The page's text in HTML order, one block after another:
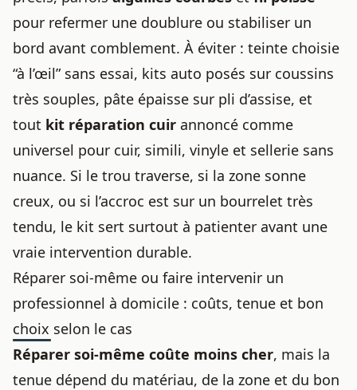
pour refermer une doublure ou stabiliser un
bord avant comblement. À éviter : teinte choisie
“à l’œil” sans essai, kits auto posés sur coussins
très souples, pâte épaisse sur pli d’assise, et
tout kit réparation cuir annoncé comme
universel pour cuir, simili, vinyle et sellerie sans
nuance. Si le trou traverse, si la zone sonne
creux, ou si l’accroc est sur un bourrelet très
tendu, le kit sert surtout à patienter avant une
vraie intervention durable.
Réparer soi-même ou faire intervenir un
professionnel à domicile : coûts, tenue et bon
choix selon le cas
Réparer soi-même coûte moins cher, mais la
tenue dépend du matériau, de la zone et du bon